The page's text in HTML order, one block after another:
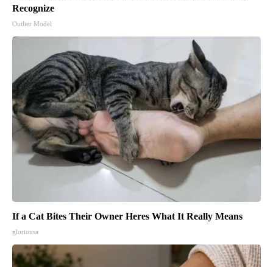
Recognize
Outlier Model
If a Cat Bites Their Owner Heres What It Really Means
gloriousa